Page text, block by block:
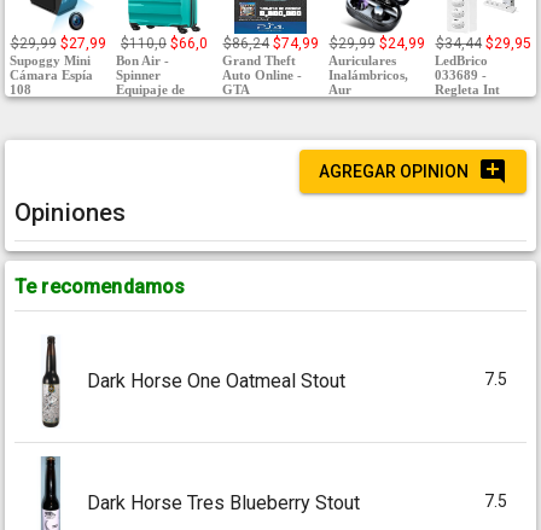
$29,99 $27,99
Supoggy Mini
Cámara Espía
108
$110,0 $66,0
Bon Air -
Spinner
Equipaje de
$86,24 $74,99
Grand Theft
Auto Online -
GTA
$29,99 $24,99
Auriculares
Inalámbricos,
Aur
$34,44 $29,95
LedBrico
033689 -
Regleta Int
AGREGAR OPINION
Opiniones
Te recomendamos
Dark Horse One Oatmeal Stout 7.5
Dark Horse Tres Blueberry Stout 7.5